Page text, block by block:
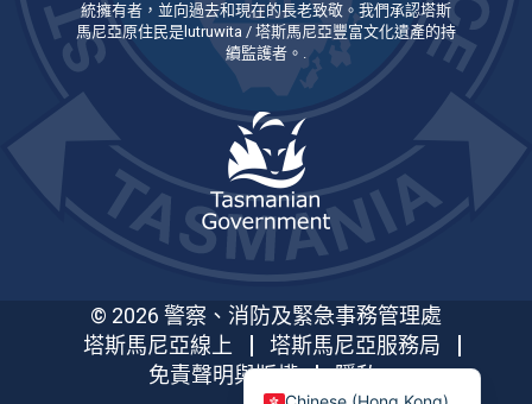
統擁有者，並向過去和現在的長老致敬。我們承認塔斯
馬尼亞原住民是lutruwita / 塔斯馬尼亞豐富文化遺產的持
續監護者。.
© 2026 警察、消防及緊急事務管理處
塔斯馬尼亞線上
塔斯馬尼亞服務局
免責聲明與版權
隱私